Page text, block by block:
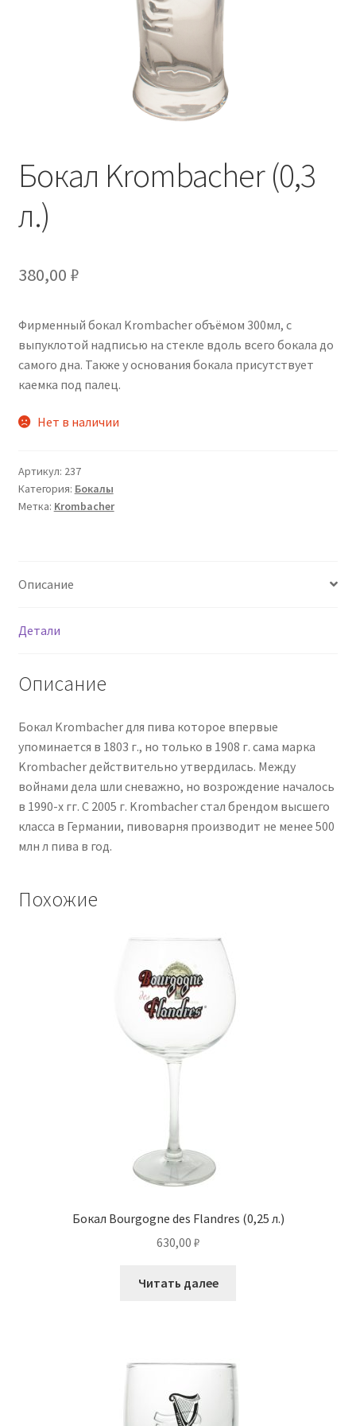
Бокал Krombacher (0,3
л.)
380,00 ₽
Фирменный бокал Krombacher объёмом 300мл, с
выпуклотой надписью на стекле вдоль всего бокала до
самого дна. Также у основания бокала присутствует
каемка под палец.
Нет в наличии
Артикул: 237
Категория: Бокалы
Метка: Krombacher
Описание
Детали
Описание
Бокал Krombacher для пива которое впервые
упоминается в 1803 г., но только в 1908 г. сама марка
Krombacher действительно утвердилась. Между
войнами дела шли cневажно, но возрождение началось
в 1990-х гг. С 2005 г. Krombacher стал брендом высшего
класса в Германии, пивоварня производит не менее 500
млн л пива в год.
Похожие
Бокал Bourgogne des Flandres (0,25 л.)
630,00 ₽
Читать далее